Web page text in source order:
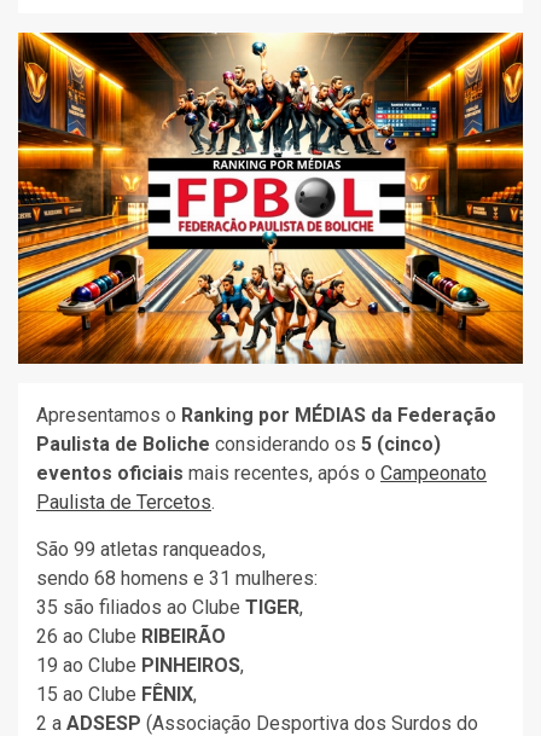
Apresentamos o Ranking por MÉDIAS da Federação
Paulista de Boliche considerando os 5 (cinco)
eventos oficiais mais recentes, após o Campeonato
Paulista de Tercetos.
São 99 atletas ranqueados,
sendo 68 homens e 31 mulheres:
35 são filiados ao Clube TIGER,
26 ao Clube RIBEIRÃO
19 ao Clube PINHEIROS,
15 ao Clube FÊNIX,
2 a ADSESP (Associação Desportiva dos Surdos do